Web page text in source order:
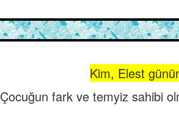
Kim, Elest
Çocuğun fark ve temyiz sahibi